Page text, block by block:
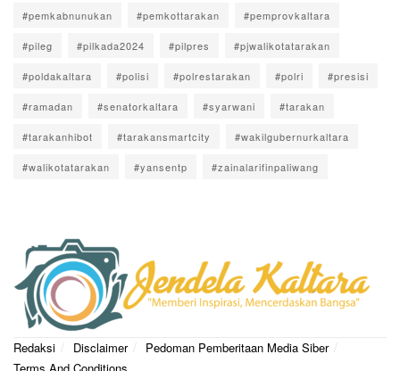
#pemkabnunukan #pemkottarakan #pemprovkaltara
#pileg #pilkada2024 #pilpres #pjwalikotatarakan
#poldakaltara #polisi #polrestarakan #polri #presisi
#ramadan #senatorkaltara #syarwani #tarakan
#tarakanhibot #tarakansmartcity #wakilgubernurkaltara
#walikotatarakan #yansentp #zainalarifinpaliwang
Redaksi Disclaimer
Pedoman Pemberitaan Media Siber